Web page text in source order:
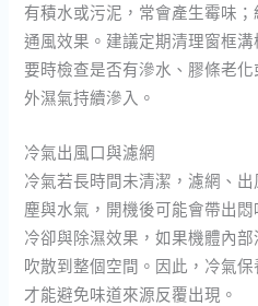
有積水或污泥，常會產生霉味
通風效果。建議定期清理窗框
要時檢查是否有滲水、膠條老
外濕氣持續滲入。
冷氣出風口與濾網
冷氣若長時間未清潔，濾網、
塵與水氣，開機後可能會帶出
冷卻與除濕效果，如果機體內
吹散到整個空間。因此，冷氣
才能避免味道來源反覆出現。